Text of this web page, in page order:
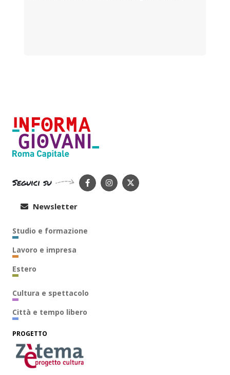
Seguici su
Newsletter
Studio e formazione
Lavoro e impresa
Estero
Cultura e spettacolo
Città e tempo libero
PROGETTO